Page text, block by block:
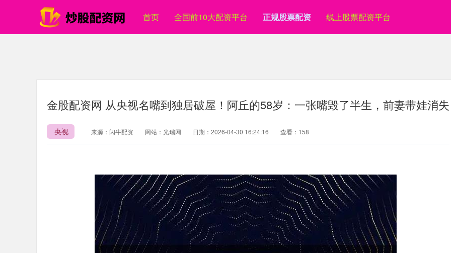
首页 全国前10大配资平台 正规股票配资 线上股票配资平台
金股配资网 从央视名嘴到独居破屋！阿丘的58岁：一张嘴毁了半生，前妻带娃消失
央视 来源：闪牛配资 网站：光瑞网 日期：2026-04-30 16:24:16 查看：158